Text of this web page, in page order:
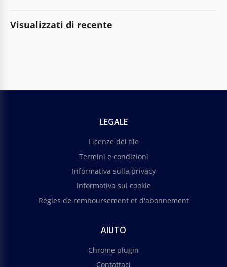
Visualizzati di recente
LEGALE
Licenze dei file
Termini e condizioni
Informativa sulla privacy
Informativa sui cookie
Règles de remboursement et d'abonnement
AIUTO
Chrome plugin
Contattaci